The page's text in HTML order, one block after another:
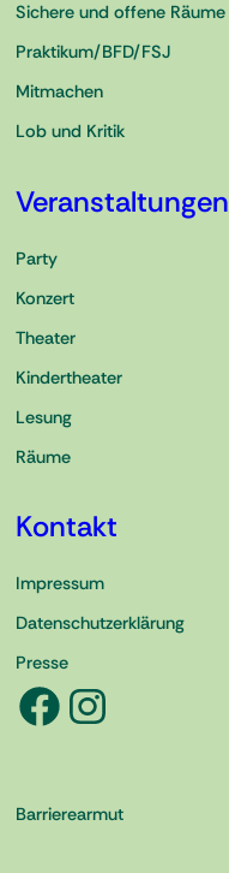
Sichere und offene Räume
Praktikum/BFD/FSJ
Mitmachen
Lob und Kritik
Veranstaltungen
Party
Konzert
Theater
Kindertheater
Lesung
Räume
Kontakt
Impressum
Datenschutzerklärung
Presse
Facebook Instagram
Barrierearmut